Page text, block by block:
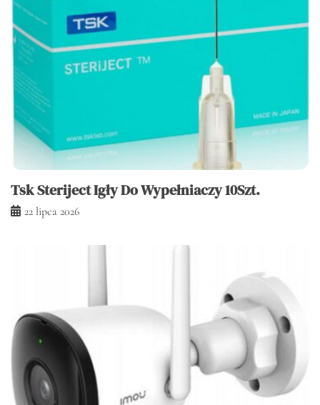
Tsk Steriject Igły Do Wypełniaczy 10Szt.
22 lipca 2026